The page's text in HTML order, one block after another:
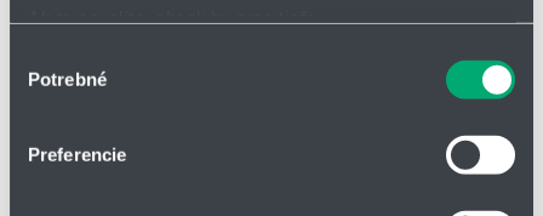
polohe s presnosťou na niekoľko metrov
Viac informácií o tom, ako sa spracúvajú vaše osobné
súhlasu
Potrebné
Preferencie
vodič
vytlačovanou pod tlakem